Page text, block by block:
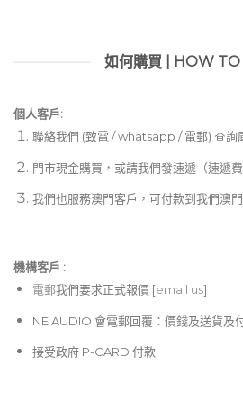
如何購買 | HOW
個人客戶:
聯絡我們 (致電 / whatsapp / 電郵) 查詢
門市現金購買，或請我們發速遞（速遞
我們也服務澳門客戶，可付款到我們澳
機構客戶 :​
電郵我們要求正式報價 [email us]
NE AUDIO 會電郵回覆：價錢及送貨及
接受政府 P-CARD 付款